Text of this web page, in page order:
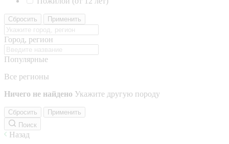
Сбросить Применить
Город, регион
Популярные
Все регионы
Ничего не найдено Укажите другую породу
Сбросить
Применить
Поиск
Назад